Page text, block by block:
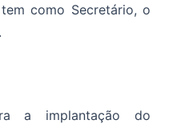
como Secretário, o
a implantação do